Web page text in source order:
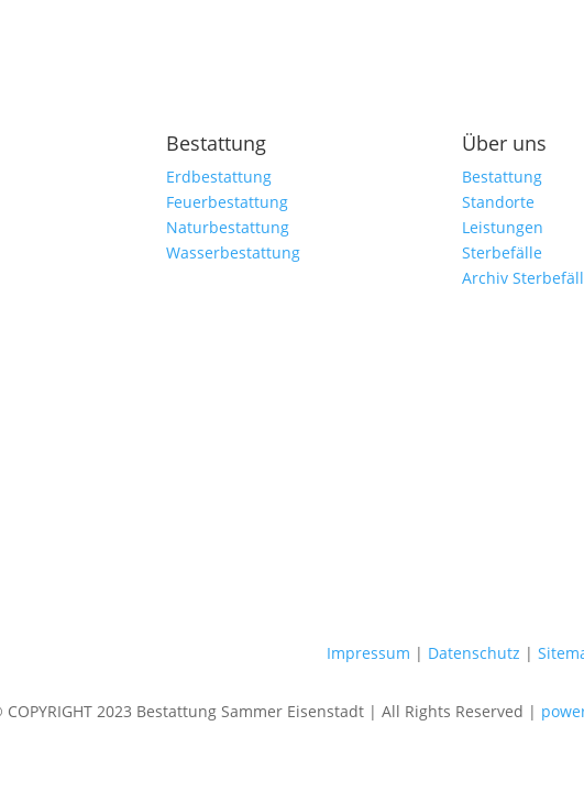
Bestattung
Erdbestattung
Feuerbestattung
Naturbestattung
Wasserbestattung
Über uns
Bestattung
Standorte
Leistungen
Sterbefälle
Archiv
Impressum | Datenschutz |
COPYRIGHT 2023 Bestattung Sammer Eisenstadt | All Rights Reserved |